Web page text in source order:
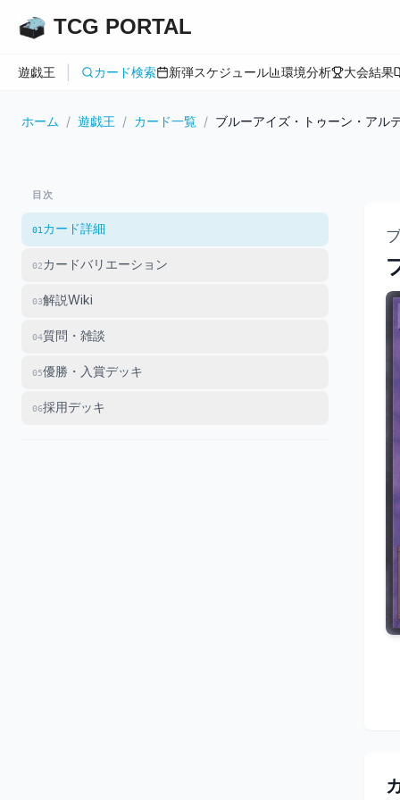
TCG PORTAL
遊戯王 カード検索 新弾スケジュール 環境分析 大会結果
ホーム / 遊戯王 / カード一覧 / ブルーアイズ・トゥーン・アル
目次
01 カード詳細
02カードバリエーション
03解説Wiki
04質問・雑談
05優勝・入賞デッキ
06採用デッキ